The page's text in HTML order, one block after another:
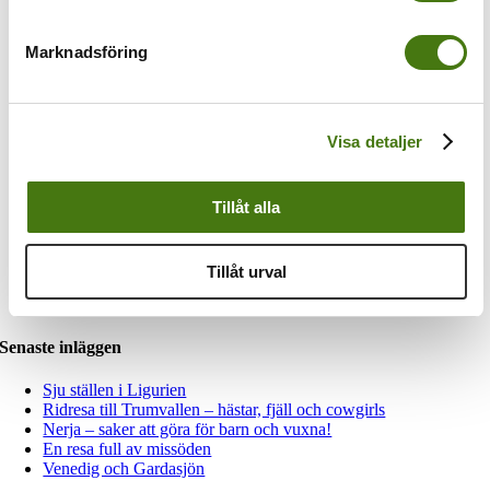
Marknadsföring
Visa detaljer
Tillåt alla
Tillåt urval
Mallorca
Napoli
Resa med barn
Tips
Venedig
Senaste inläggen
Sju ställen i Ligurien
Ridresa till Trumvallen – hästar, fjäll och cowgirls
Nerja – saker att göra för barn och vuxna!
En resa full av missöden
Venedig och Gardasjön